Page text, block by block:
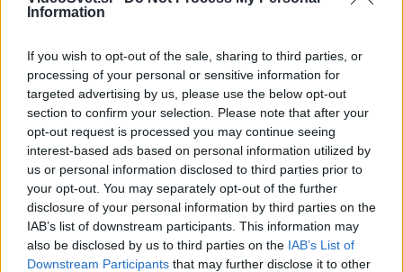
Information
If you wish to opt-out of the sale, sharing to third parties, or
processing of your personal or sensitive information for
targeted advertising by us, please use the below opt-out
section to confirm your selection. Please note that after your
opt-out request is processed you may continue seeing
interest-based ads based on personal information utilized by
us or personal information disclosed to third parties prior to
your opt-out. You may separately opt-out of the further
disclosure of your personal information by third parties on the
IAB’s list of downstream participants. This information may
also be disclosed by us to third parties on the IAB’s List of
Downstream Participants that may further disclose it to other
Naroči se na e-novice